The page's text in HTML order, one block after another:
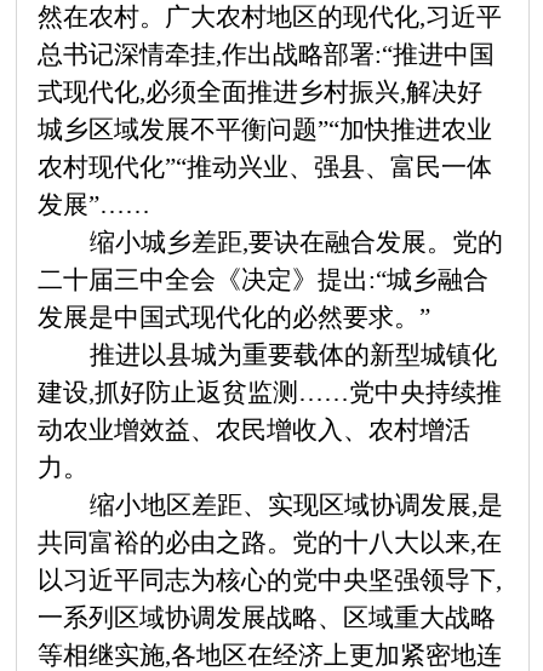
然在农村。广大农村地区的现代化,习近平
总书记深情牵挂,作出战略部署:“推进中国
式现代化,必须全面推进乡村振兴,解决好
城乡区域发展不平衡问题”“加快推进农业
农村现代化”“推动兴业、强县、富民一体
发展”……
缩小城乡差距,要诀在融合发展。党的
二十届三中全会《决定》提出:“城乡融合
发展是中国式现代化的必然要求。”
推进以县城为重要载体的新型城镇化
建设,抓好防止返贫监测 ……党中央持续推
动农业增效益、农民增收入、农村增活
力。
缩小地区差距、实现区域协调发展,是
共同富裕的必由之路。党的十八大以来,在
以习近平同志为核心的党中央坚强领导下,
一系列区域协调发展战略、区域重大战略
等相继实施,各地区在经济上更加紧密地连